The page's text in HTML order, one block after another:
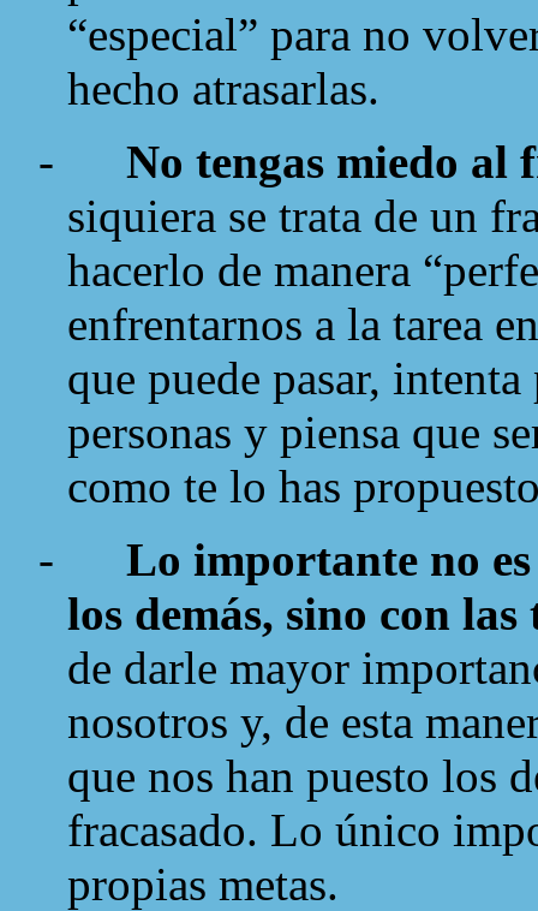
“especial” para no
hecho atrasarlas.
-
No tengas miedo al
siquiera se trata de un
hacerlo de manera
enfrentarnos a la tarea
que puede pasar,
personas y piensa que
como te lo has
-
Lo importante no
los demás, sino con las
de darle mayor
nosotros y, de esta
que nos han puesto los
fracasado. Lo único
propias metas.